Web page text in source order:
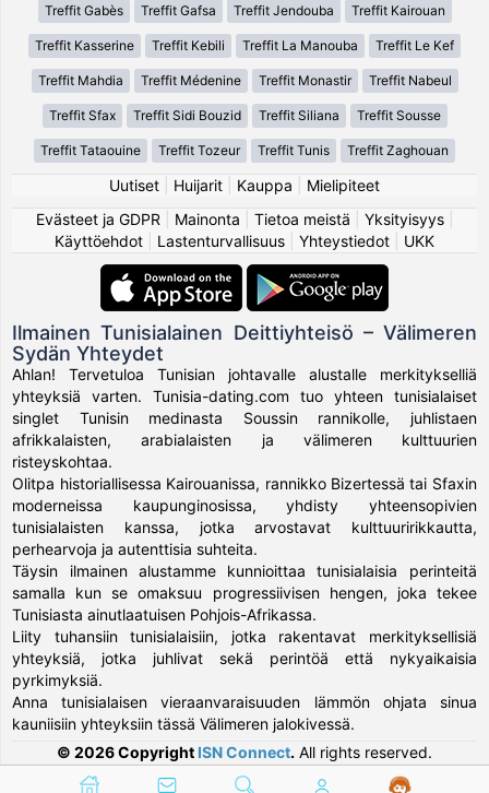
Treffit Gabès Treffit Gafsa Treffit Jendouba Treffit Kairouan
Treffit Kasserine Treffit Kebili Treffit La Manouba Treffit Le Kef
Treffit Mahdia Treffit Médenine Treffit Monastir Treffit Nabeul
Treffit Sfax Treffit Sidi Bouzid Treffit Siliana Treffit Sousse
Treffit Tataouine Treffit Tozeur Treffit Tunis Treffit Zaghouan
Uutiset Huijarit Kauppa
Mielipiteet
Evästeet ja GDPR
Mainonta Tietoa meistä Yksityisyys|
Käyttöehdot
Lastenturvallisuus Yhteystiedot UKK
Ilmainen Tunisialainen Deittiyhteisö – Välimeren
Sydän Yhteydet
Ahlan! Tervetuloa Tunisian johtavalle alustalle merkitykselliä
yhteyksiä varten. Tunisia-dating.com tuo yhteen tunisialaiset
singlet Tunisin medinasta Soussin rannikolle, juhlistaen
afrikkalaisten, arabialaisten ja välimeren kulttuurien
risteyskohtaa.
Olitpa historiallisessa Kairouanissa, rannikko Bizertessä tai Sfaxin
moderneissa kaupunginosissa, yhdisty yhteensopivien
tunisialaisten kanssa, jotka arvostavat kulttuuririkkautta,
perhearvoja ja autenttisia suhteita.
Täysin ilmainen alustamme kunnioittaa tunisialaisia perinteitä
samalla kun se omaksuu progressiivisen hengen, joka tekee
Tunisiasta ainutlaatuisen Pohjois-Afrikassa.
Liity tuhansiin tunisialaisiin, jotka rakentavat merkityksellisiä
yhteyksiä, jotka juhlivat sekä perintöä että nykyaikaisia
pyrkimyksiä.
Anna tunisialaisen vieraanvaraisuuden lämmön ohjata sinua
kauniisiin yhteyksiin tässä Välimeren jalokivessä.
© 2026 Copyright ISN Connect. All rights reserved.